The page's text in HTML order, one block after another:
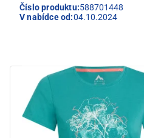
Číslo produktu:588701448
V nabídce od:04.10.2024